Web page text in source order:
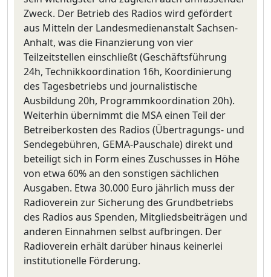
Zweck. Der Betrieb des Radios wird gefördert
aus Mitteln der Landesmedienanstalt Sachsen-
Anhalt, was die Finanzierung von vier
Teilzeitstellen einschließt (Geschäftsführung
24h, Technikkoordination 16h, Koordinierung
des Tagesbetriebs und journalistische
Ausbildung 20h, Programmkoordination 20h).
Weiterhin übernimmt die MSA einen Teil der
Betreiberkosten des Radios (Übertragungs- und
Sendegebühren, GEMA-Pauschale) direkt und
beteiligt sich in Form eines Zuschusses in Höhe
von etwa 60% an den sonstigen sächlichen
Ausgaben. Etwa 30.000 Euro jährlich muss der
Radioverein zur Sicherung des Grundbetriebs
des Radios aus Spenden, Mitgliedsbeiträgen und
anderen Einnahmen selbst aufbringen. Der
Radioverein erhält darüber hinaus keinerlei
institutionelle Förderung.